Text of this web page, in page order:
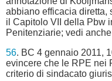
abbiano efficacia diretta,
il Capitolo VII della Pbw
Penitenziarie; vedi
56. BC 4 gennaio 2011,
evincere che le RPE nei
criterio di sindacato